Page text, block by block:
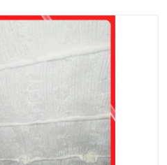
硅酸铝板